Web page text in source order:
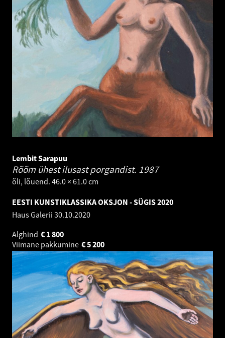
Lembit Sarapuu
Rõõm ühest ilusast porgandist. 1987
õli, lõuend. 46.0 × 61.0 cm
EESTI KUNSTIKLASSIKA OKSJON - SÜGIS 2020
Haus Galerii 30.10.2020
Alghind
1 800
€
Viimane pakkumine
5 200
€